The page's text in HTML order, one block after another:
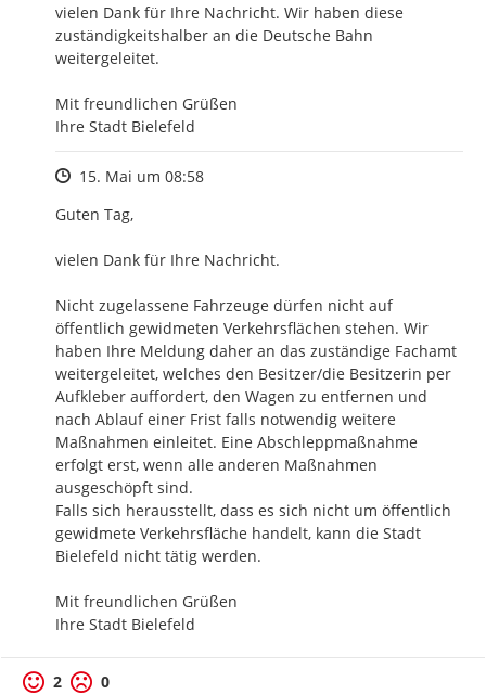
vielen Dank für Ihre Nachricht. Wir haben diese
zuständigkeitshalber an die Deutsche Bahn
weitergeleitet.
Mit freundlichen Grüßen
Ihre Stadt Bielefeld
Zeitpunkt des Erstellens
15. Mai um 08:58
Guten Tag,
vielen Dank für Ihre Nachricht.
Nicht zugelassene Fahrzeuge dürfen nicht auf
öffentlich gewidmeten Verkehrsflächen stehen. Wir
haben Ihre Meldung daher an das zuständige Fachamt
weitergeleitet, welches den Besitzer/die Besitzerin per
Aufkleber auffordert, den Wagen zu entfernen und
nach Ablauf einer Frist falls notwendig weitere
Maßnahmen einleitet. Eine Abschleppmaßnahme
erfolgt erst, wenn alle anderen Maßnahmen
ausgeschöpft sind.
Falls sich herausstellt, dass es sich nicht um öffentlich
gewidmete Verkehrsfläche handelt, kann die Stadt
Bielefeld nicht tätig werden.
Mit freundlichen Grüßen
Ihre Stadt Bielefeld
2 0